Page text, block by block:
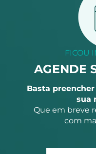
FICOU
AGENDE
Basta
sua
Que em breve
com